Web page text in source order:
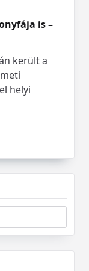
is –
került a
helyi